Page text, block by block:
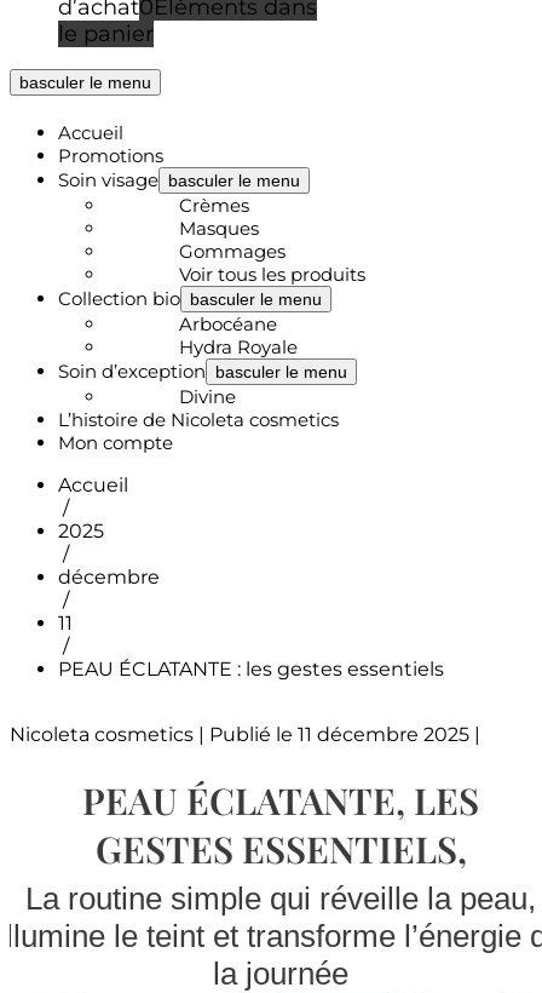
d’achat0Éléments dans
le panier
basculer le menu
Accueil
Promotions
Soin visage basculer le menu
Crèmes
Masques
Gommages
Voir tous les produits
Collection bio basculer le menu
Arbocéane
Hydra Royale
Soin d’exception
basculer le menu
Divine
L’histoire de Nicoleta cosmetics
Mon compte
Accueil
/
2025
/
décembre
/
11
/
PEAU ÉCLATANTE : les gestes essentiels
Nicoleta cosmetics | Publié le 11 décembre 2025 |
PEAU ÉCLATANTE, LES
GESTES ESSENTIELS,
La routine simple qui réveille la peau,
le teint et transforme l’énergie
la journée